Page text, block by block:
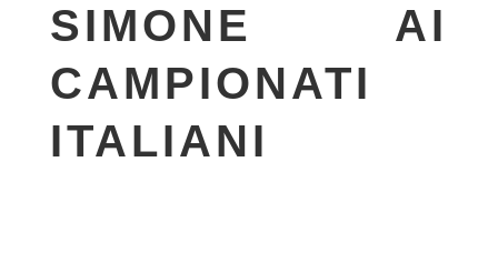
SIMONE AI
CAMPIONATI
ITALIANI